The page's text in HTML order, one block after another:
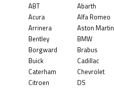
ABT Abarth
Acura
Alfa Romeo
Arrinera
Aston Martin
Bentley
BMW
Borgward
Brabus
Buick
Cadillac
Caterham
Chevrolet
Citroen
DS